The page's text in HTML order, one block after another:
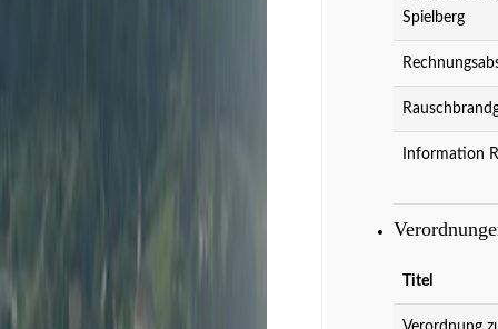
Spielberg
Information
Titel